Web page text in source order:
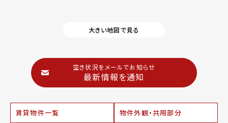
大きい地図で見る
空き状況をメールでお知らせ
最新情報を通知
賃貸物件一覧 物件外観・共用部分